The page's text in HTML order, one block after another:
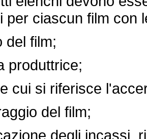
per ciascun film con
film;
cui si riferisce
del film;
degli incassi,